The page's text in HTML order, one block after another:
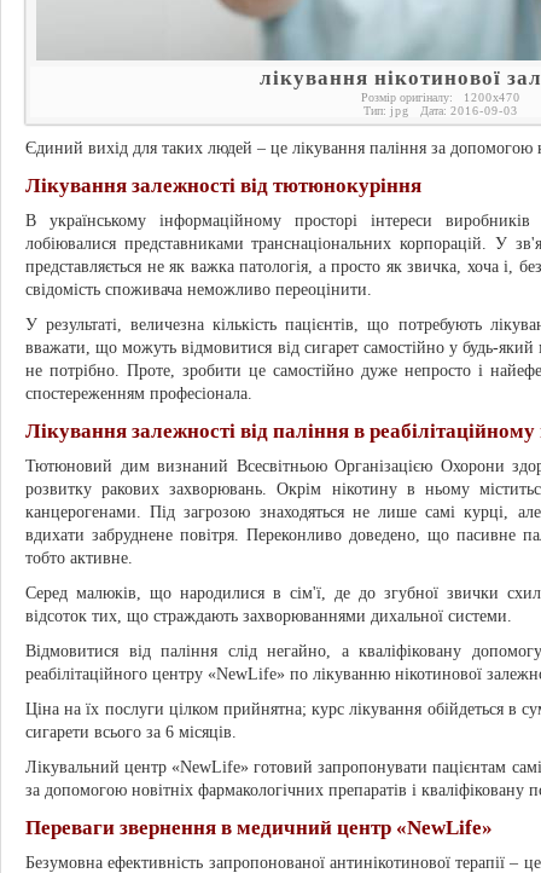
лікування нікотинової
Розмір оригіналу: 1200x470
Тип: jpg Дата: 2016-09-03
Єдиний вихід для таких людей – це лікування паління за допомогою
Лікування залежності від тютюнокуріння
В українському інформаційному просторі інтереси
лобіювалися представниками транснаціональних корпорацій. У
представляється не як важка патологія, а просто як звичка, хоча і,
свідомість споживача неможливо переоцінити.
У результаті, величезна кількість пацієнтів, що потребують
вважати, що можуть відмовитися від сигарет самостійно у будь-
не потрібно. Проте, зробити це самостійно дуже непросто і
спостереженням професіонала.
Лікування залежності від паління в реабілітаційному
Тютюновий дим визнаний Всесвітньою Організацією Охорони
розвитку ракових захворювань. Окрім нікотину в ньому
канцерогенами. Під загрозою знаходяться не лише самі курці,
вдихати забруднене повітря. Переконливо доведено, що пасивне
тобто активне.
Серед малюків, що народилися в сім'ї, де до згубної звички
відсоток тих, що страждають захворюваннями дихальної системи.
Відмовитися від паління слід негайно, а кваліфіковану
реабілітаційного центру «NewLife» по лікуванню нікотинової
Ціна на їх послуги цілком прийнятна; курс лікування обійдеться в
сигарети всього за 6 місяців.
Лікувальний центр «NewLife» готовий запропонувати пацієнтам
за допомогою новітніх фармакологічних препаратів і кваліфіковану
Переваги звернення в медичний центр «NewLife»
Безумовна ефективність запропонованої антинікотинової терапії –